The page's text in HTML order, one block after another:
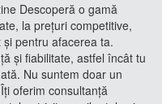
Descoperă o gamă
la prețuri competitive,
pentru afacerea ta.
și fiabilitate, astfel încât tu
Nu suntem doar un
oferim consultanță